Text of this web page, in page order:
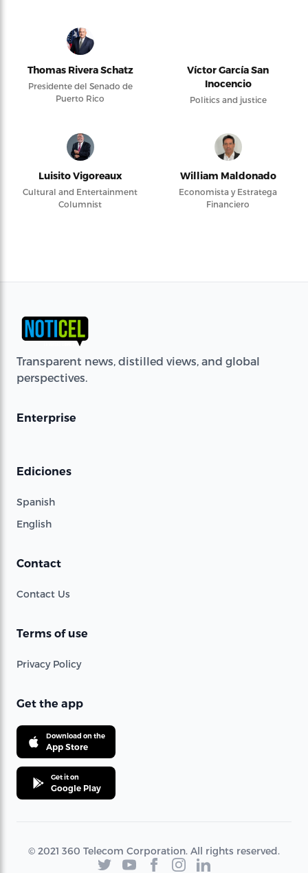
Thomas Rivera Schatz
Presidente del Senado de
Puerto Rico
Víctor García San
Inocencio
Politics and justice
Luisito Vigoreaux
Cultural and Entertainment
Columnist
William Maldonado
Economista y Estratega
Financiero
Transparent news, distilled views, and global
perspectives.
Enterprise
Ediciones
Spanish
English
Contact
Contact Us
Terms of use
Privacy Policy
Get the app
Download on the
App Store
Get it on
Google Play
© 2021 360 Telecom Corporation. All rights reserved.